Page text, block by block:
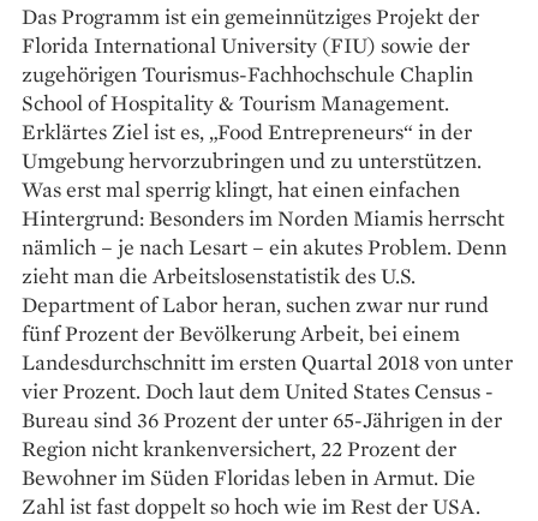
Das Programm ist ein gemeinnütziges Projekt der
Florida International University (FIU) sowie der
zugehörigen Tourismus-Fachhochschule Chaplin
School of Hospitality & Tourism Management.
Erklärtes Ziel ist es, „Food Entrepreneurs“ in der
Umgebung hervorzubringen und zu unterstützen.
Was erst mal sperrig klingt, hat ­einen einfachen
Hintergrund: ­Besonders im Norden ­Miamis herrscht
nämlich – je nach Lesart – ein akutes Problem. Denn
zieht man die Arbeitslosen­statistik des U.S.
Department of Labor ­heran, suchen zwar nur rund
fünf Prozent der Bevölkerung Arbeit, bei einem
Landesdurchschnitt im ­ersten Quartal 2018 von unter
vier Prozent. Doch laut dem United States Census ­
Bureau sind 36 Prozent der ­unter 65-Jährigen in der
Region nicht krankenversichert, 22 Prozent der
Bewohner im Süden Floridas leben in Armut. Die
Zahl ist fast doppelt so hoch wie im Rest der USA.